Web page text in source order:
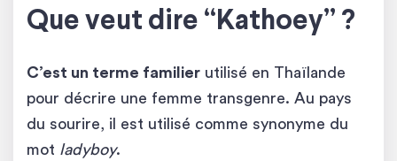
Que veut dire “Kathoey” ?
C’est un terme familier utilisé en Thaïlande
pour décrire une femme transgenre. Au pays
du sourire, il est utilisé comme synonyme du
mot ladyboy.